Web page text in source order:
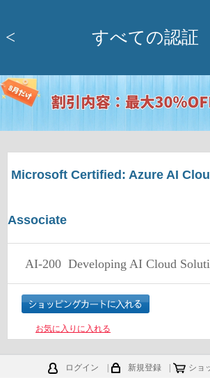
< すべての認証
Microsoft Certified: Azure AI
Associate
AI-200 Developing AI Cloud Solutions on Azure (beta)
お気に入りに入れる
ログイン 新規登録 ショ